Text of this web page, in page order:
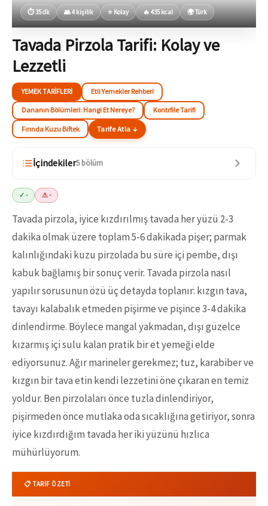
⏱ 35 dk 👥 4 kişilik ⭐ Kolay 🔥 435 kcal 🌍 Türk
Tavada Pirzola Tarifi: Kolay ve
Lezzetli
YEMEK TARIFLERI Etli Yemekler Rehberi
Dananın Bölümleri: Hangi Et Nereye? Kontrfile Tarifi
Fırında Kuzu Biftek Tarife Atla ↓
İçindekiler5 bölüm
✓ - ⚠ -
Tavada pirzola, iyice kızdırılmış tavada her yüzü 2-3
dakika olmak üzere toplam 5-6 dakikada pişer; parmak
kalınlığındaki kuzu pirzolada bu süre içi pembe, dışı
kabuk bağlamış bir sonuç verir. Tavada pirzola nasıl
yapılır sorusunun özü üç detayda toplanır: kızgın tava,
tavayı kalabalık etmeden pişirme ve pişince 3-4 dakika
dinlendirme. Böylece mangal yakmadan, dışı güzelce
kızarmış içi sulu kalan pratik bir et yemeği elde
ediyorsunuz. Ağır marineler gerekmez; tuz, karabiber ve
kızgın bir tava etin kendi lezzetini öne çıkaran en temiz
yoldur. Ben pirzolaları önce tuzla dinlendiriyor,
pişirmeden önce mutlaka oda sıcaklığına getiriyor, sonra
iyice kızdırdığım tavada her iki yüzünü hızlıca
mühürlüyorum.
📋 TARİF ÖZETİ